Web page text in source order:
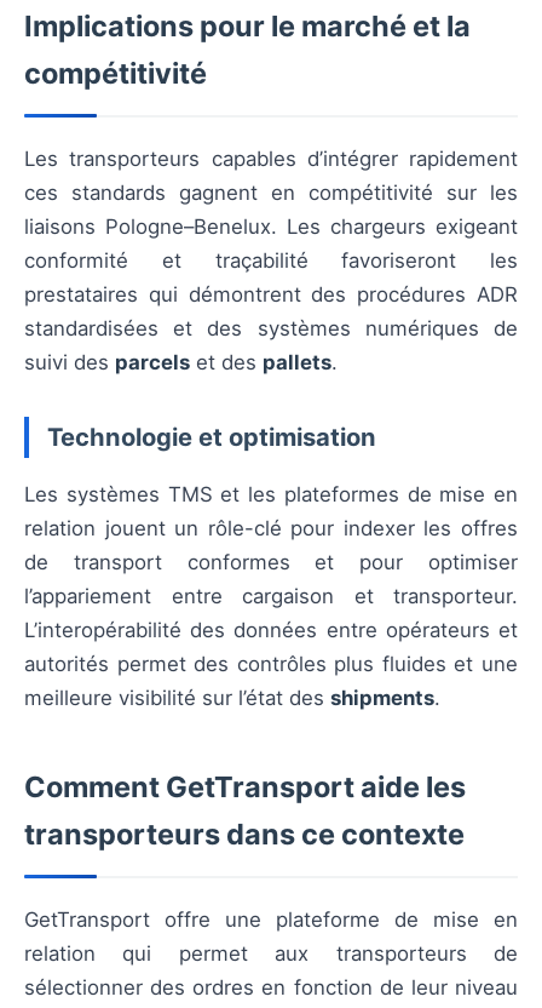
Implications pour le marché et la
compétitivité
Les transporteurs capables d’intégrer rapidement
ces standards gagnent en compétitivité sur les
liaisons Pologne–Benelux. Les chargeurs exigeant
conformité et traçabilité favoriseront les
prestataires qui démontrent des procédures ADR
standardisées et des systèmes numériques de
suivi des parcels et des pallets.
Technologie et optimisation
Les systèmes TMS et les plateformes de mise en
relation jouent un rôle-clé pour indexer les offres
de transport conformes et pour optimiser
l’appariement entre cargaison et transporteur.
L’interopérabilité des données entre opérateurs et
autorités permet des contrôles plus fluides et une
meilleure visibilité sur l’état des shipments.
Comment GetTransport aide les
transporteurs dans ce contexte
GetTransport offre une plateforme de mise en
relation qui permet aux transporteurs de
sélectionner des ordres en fonction de leur niveau